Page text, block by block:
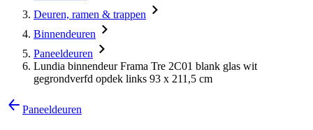
Deuren, ramen & trappen
Binnendeuren
Paneeldeuren
Lundia binnendeur Frama Tre 2C01 blank glas wit
gegrondverfd opdek links 93 x 211,5 cm
Paneeldeuren